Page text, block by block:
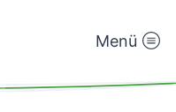
Menü